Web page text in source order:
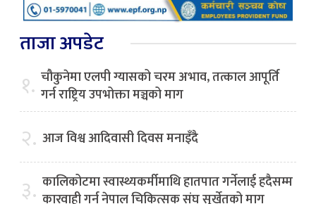
ताजा अपडेट
१. चौकुनेमा एलपी ग्यासको चरम अभाव, तत्काल आपूर्ति
गर्न राष्ट्रिय उपभोक्ता मञ्चको माग
२. आज विश्व आदिवासी दिवस मनाइँदै
३. कालिकोटमा स्वास्थ्यकर्मीमाथि हातपात गर्नेलाई हदैसम्म
कारवाही गर्न नेपाल चिकित्सक संघ सुर्खेतको माग